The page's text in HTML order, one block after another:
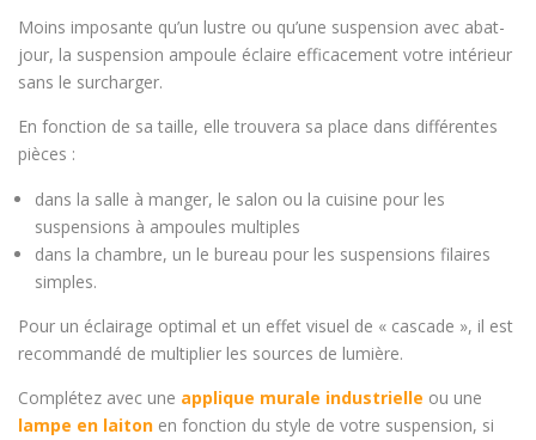
Moins imposante qu’un lustre ou qu’une suspension avec abat-
jour, la suspension ampoule éclaire efficacement votre intérieur
sans le surcharger.
En fonction de sa taille, elle trouvera sa place dans différentes
pièces :
dans la salle à manger, le salon ou la cuisine pour les
suspensions à ampoules multiples
dans la chambre, un le bureau pour les suspensions filaires
simples.
Pour un éclairage optimal et un effet visuel de « cascade », il est
recommandé de multiplier les sources de lumière.
Complétez avec une applique murale industrielle ou une
lampe en laiton en fonction du style de votre suspension, si